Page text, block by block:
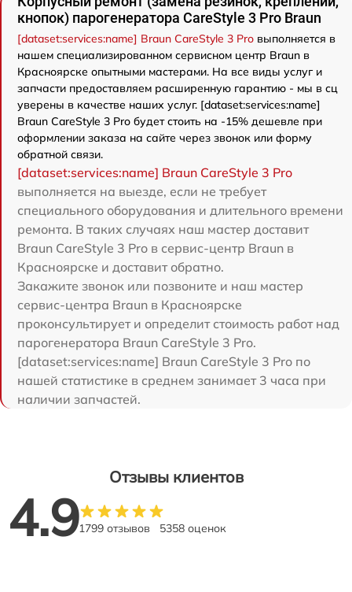
кнопок) парогенератора CareStyle 3 Pro Braun
[dataset:services:name] Braun CareStyle 3 Pro выполняется в
нашем специализированном сервисном центр Braun в
Красноярске опытными мастерами. На все виды услуг и
запчасти предоставляем расширенную гарантию - мы в сц
уверены в качестве наших услуг. [dataset:services:name]
Braun CareStyle 3 Pro будет стоить на -15% дешевле при
оформлении заказа на сайте через звонок или форму
обратной связи.
[dataset:services:name] Braun CareStyle 3 Pro
выполняется на выезде, если не требует
специального оборудования и длительного времени
ремонта. В таких случаях наш мастер доставит
Braun CareStyle 3 Pro в сервис-центр Braun в
Красноярске и доставит обратно.
Закажите звонок или позвоните и наш мастер
сервис-центра Braun в Красноярске
проконсультирует и определит стоимость работ над
парогенератора Braun CareStyle 3 Pro.
[dataset:services:name] Braun CareStyle 3 Pro по
нашей статистике в среднем занимает 3 часа при
наличии запчастей.
Отзывы клиентов
4.91799 отзывов 5358 оценок